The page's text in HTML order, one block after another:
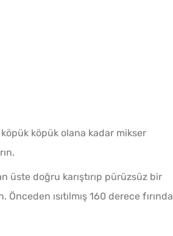
köpük olana kadar mikser
doğru karıştırıp pürüzsüz bir
ısıtılmış 160 derece fırında